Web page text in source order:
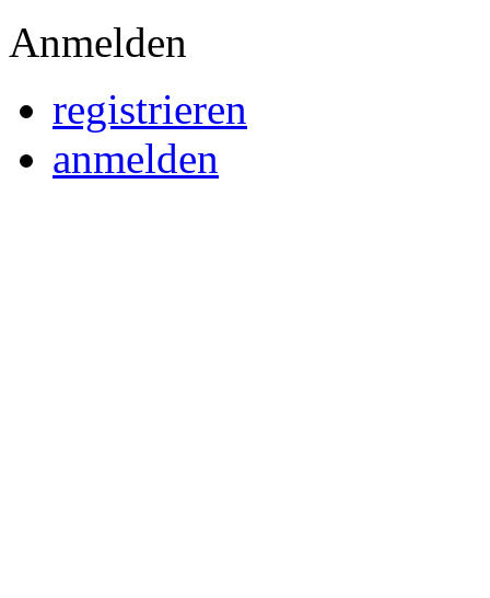
Anmelden
registrieren
anmelden